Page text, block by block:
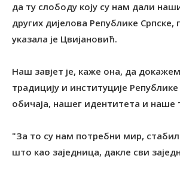
да ту слободу коју су нам дали
других дијелова Републике
указала је Цвијановић.
Наш завјет је, каже она, да
традицију и институције
обичаја, нашег идентитета и наше
"За то су нам потребни мир,
што као заједница, дакле сви